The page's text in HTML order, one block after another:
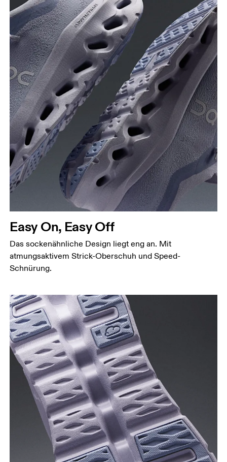
Easy On, Easy Off
Das sockenähnliche Design liegt eng an. Mit
atmungsaktivem Strick-Oberschuh und Speed-
Schnürung.